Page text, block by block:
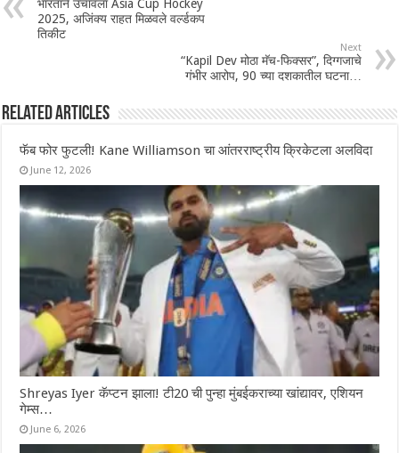
भारताने उंचावला Asia Cup Hockey
2025, अजिंक्य राहत मिळवले वर्ल्डकप
तिकीट
Next
“Kapil Dev मोठा मॅच-फिक्सर”, दिग्गजाचे
गंभीर आरोप,‌ 90 च्या दशकातील घटना…
Related Articles
फॅब फोर फुटली! Kane Williamson चा आंतरराष्ट्रीय क्रिकेटला अलविदा
June 12, 2026
Shreyas Iyer कॅप्टन झाला! टी20 ची पुन्हा मुंबईकराच्या खांद्यावर, एशियन
गेम्स…
June 6, 2026